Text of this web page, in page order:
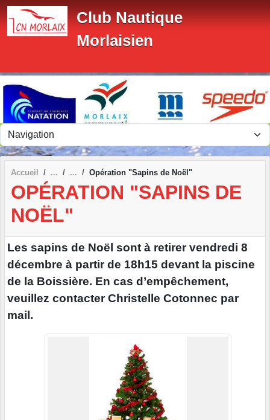
Club Nautique
Morlaisien
Accueil Opération "Sapins de Noël"
OPÉRATION "SAPINS DE
NOËL"
Les sapins de Noël sont à retirer vendredi 8
décembre à partir de 18h15 devant la piscine
de la Boissière. En cas d’empêchement,
veuillez contacter Christelle Cotonnec par
mail.
Panneau de gestion des cookies